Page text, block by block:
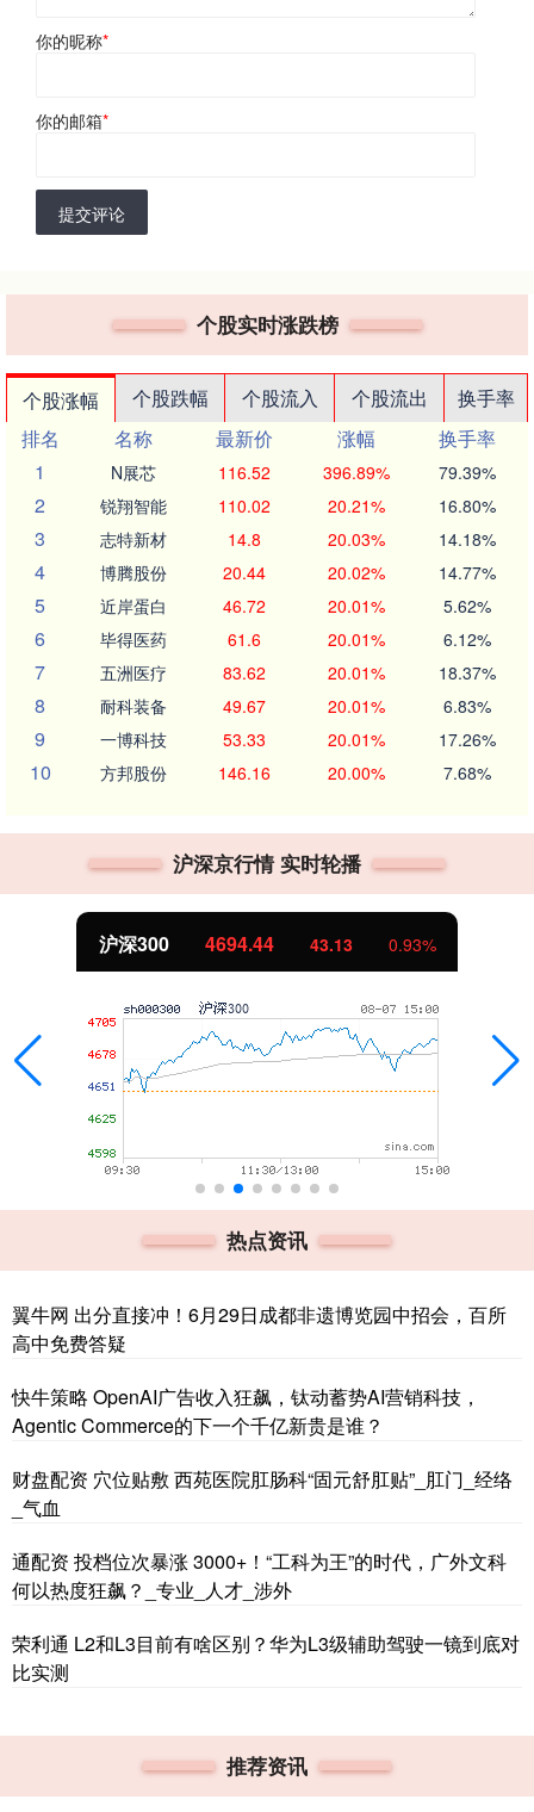
你的昵称*
你的邮箱*
提交评论
个股实时涨跌榜
个股涨幅 个股跌幅 个股流入 个股流出
换手率
排名
名称 最新价 涨幅
换手率
1
N展芯 116.52 396.89% 79.39%
2 锐翔智能 110.02 20.21% 16.80%
3 志特新材 14.8 20.03% 14.18%
4 博腾股份 20.44 20.02% 14.77%
5 近岸蛋白 46.72 20.01% 5.62%
6 毕得医药 61.6 20.01% 6.12%
7 五洲医疗 83.62 20.01% 18.37%
8 耐科装备 49.67 20.01% 6.83%
9 一博科技 53.33 20.01% 17.26%
10 方邦股份 146.16 20.00% 7.68%
沪深京行情 实时轮播
沪深300 4694.44 43.13 0.93%
热点资讯
翼牛网 出分直接冲！6月29日成都非遗博览园中招会，百所
高中免费答疑
快牛策略 OpenAI广告收入狂飙，钛动蓄势AI营销科技，
Agentic Commerce的下一个千亿新贵是谁？
财盘配资 穴位贴敷 西苑医院肛肠科“固元舒肛贴”_肛门_经络
_气血
通配资 投档位次暴涨 3000+！“工科为王”的时代，广外文科
何以热度狂飙？_专业_人才_涉外
荣利通 L2和L3目前有啥区别？华为L3级辅助驾驶一镜到底对
比实测
推荐资讯